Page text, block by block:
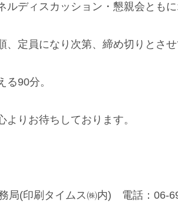
ルディスカッション・懇親会ともに
になり次第、締め切りとさせて
る90分。
よりお待ちしております。
局(印刷タイムス㈱内) 電話：06-